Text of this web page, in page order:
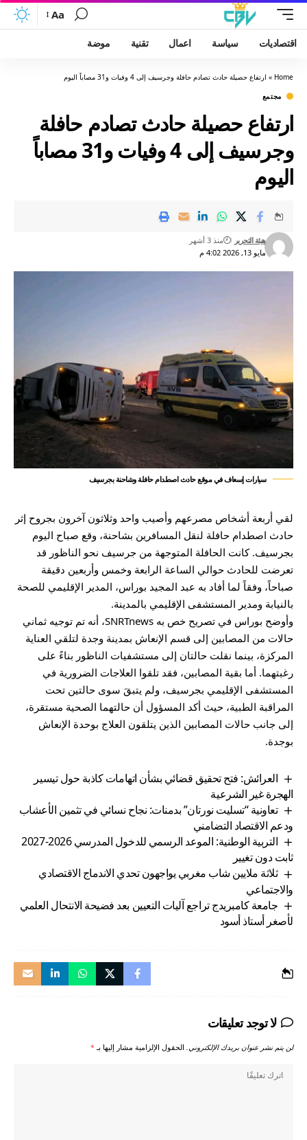
Aa
اقتصاديات سياسة اعمال تقنية موضة
Home
» ارتفاع حصيلة حادث تصادم حافلة وجرسيف إلى 4 وفيات و31 مصاباً اليوم
مجتمع
ارتفاع حصيلة حادث تصادم حافلة
وجرسيف إلى 4 وفيات و31 مصاباً
اليوم
مايو 13, 2026 4:02 م
هيئة التحرير منذ 3 أشهر
سيارات إسعاف في موقع حادث اصطدام حافلة وشاحنة بجرسيف
لقي أربعة أشخاص مصرعهم وأصيب واحد وثلاثون آخرون بجروح إثر
حادث اصطدام حافلة لنقل المسافرين بشاحنة، وقع صباح اليوم
بجرسيف. كانت الحافلة المتوجهة من جرسيف نحو الناظور قد
تعرضت للحادث حوالي الساعة الرابعة وخمس وأربعين دقيقة
صباحاً، وفقاً لما أفاد به عبد المجيد بوراس، المدير الإقليمي للصحة
بالنيابة ومدير المستشفى الإقليمي بالمدينة.
وأوضح بوراس في تصريح خص به SNRTnews، أنه تم توجيه ثماني
حالات من المصابين إلى قسم الإنعاش بمدينة وجدة لتلقي العناية
المركزة، بينما نقلت حالتان إلى مستشفيات الناظور بناءً على
رغبتهما. أما بقية المصابين، فقد تلقوا العلاجات الضرورية في
المستشفى الإقليمي بجرسيف، ولم يتبقَ سوى حالتين تحت
المراقبة الطبية، حيث أكد المسؤول أن حالتهما الصحية مستقرة،
إلى جانب حالات المصابين الذين يتلقون العلاج بوحدة الإنعاش
بوجدة.
العرائش: فتح تحقيق قضائي بشأن اتهامات كاذبة حول تيسير
الهجرة غير الشرعية
تعاونية “تسليت نورتان” بدمنات: نجاح نسائي في تثمين الأعشاب
ودعم الاقتصاد التضامني
التربية الوطنية: الموعد الرسمي للدخول المدرسي 2026-2027
ثابت دون تغيير
ثلاثة ملايين شاب مغربي يواجهون تحدي الاندماج الاقتصادي
والاجتماعي
جامعة كامبريدج تراجع آليات التعيين بعد فضيحة الانتحال العلمي
لأصغر أستاذ أسود
لا توجد تعليقات
لن يتم نشر عنوان بريدك الإلكتروني. الحقول الإلزامية مشار إليها بـ *